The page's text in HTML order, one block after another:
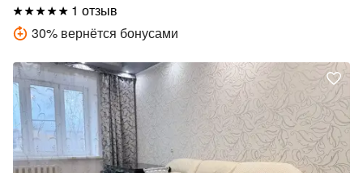
1 отзыв
30% вернётся бонусами